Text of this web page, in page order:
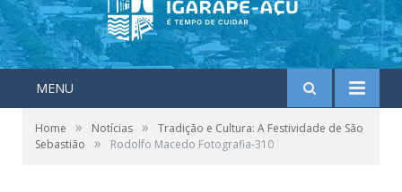
MENU
Home » Notícias »
Tradição e Cultura: A Festividade de São
Sebastião
» Rodolfo Macedo Fotografia-310